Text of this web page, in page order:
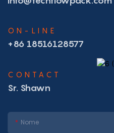
ON-LINE
+86 18516128577
CONTACT
Sr. Shawn
Nome